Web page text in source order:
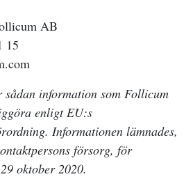
AB
15
information som Follicum
enligt EU:s
Informationen lämnades,
försorg, för
oktober 2020.